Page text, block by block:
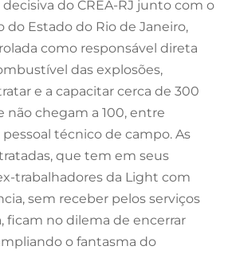
do CREA-RJ junto com o
do Estado do Rio de Janeiro,
como responsável direta
das explosões,
e a capacitar cerca de 300
não chegam a 100, entre
técnico de campo. As
que tem em seus
trabalhadores da Light com
sem receber pelos serviços
ficam no dilema de encerrar
o fantasma do